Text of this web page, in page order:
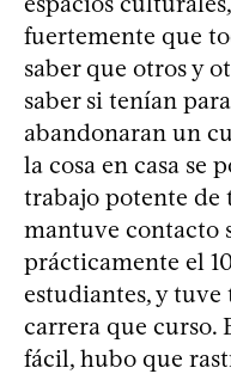
fuertemente que
saber que otros y
saber si tenían
abandonaran un
la cosa en casa se
trabajo potente de
mantuve contacto
prácticamente el
estudiantes, y tuve
carrera que curso.
fácil, hubo que